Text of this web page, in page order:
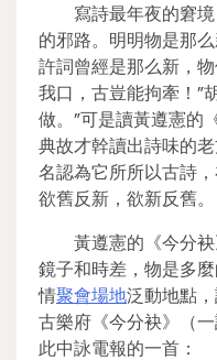
寫詩最年夜的窘
的邪路。明明物是那
許詞曾經是那么新，
我口，古豈能拘牽！”
做。”可是讀黃遵憲的
典故才幹讀出詩味的
名認為它所所以古詩
欲舊反新，欲新反舊。
黃遵憲的《今分
鏡子和時差，物是多
情聚會場地泛動地點
古樂府《今分袂》（
此中詠電報的一首：